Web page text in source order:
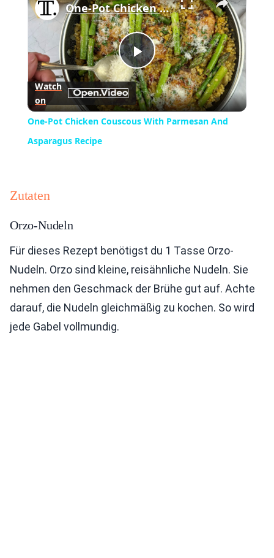
Play
Video
One-Pot Chicken Couscous With Parmesan And Asparagus Recipe
Watch
on
One-Pot Chicken Couscous With Parmesan And
Asparagus Recipe
Zutaten
Orzo-Nudeln
Für dieses Rezept benötigst du 1 Tasse Orzo-
Nudeln. Orzo sind kleine, reisähnliche Nudeln. Sie
nehmen den Geschmack der Brühe gut auf. Achte
darauf, die Nudeln gleichmäßig zu kochen. So wird
jede Gabel vollmundig.